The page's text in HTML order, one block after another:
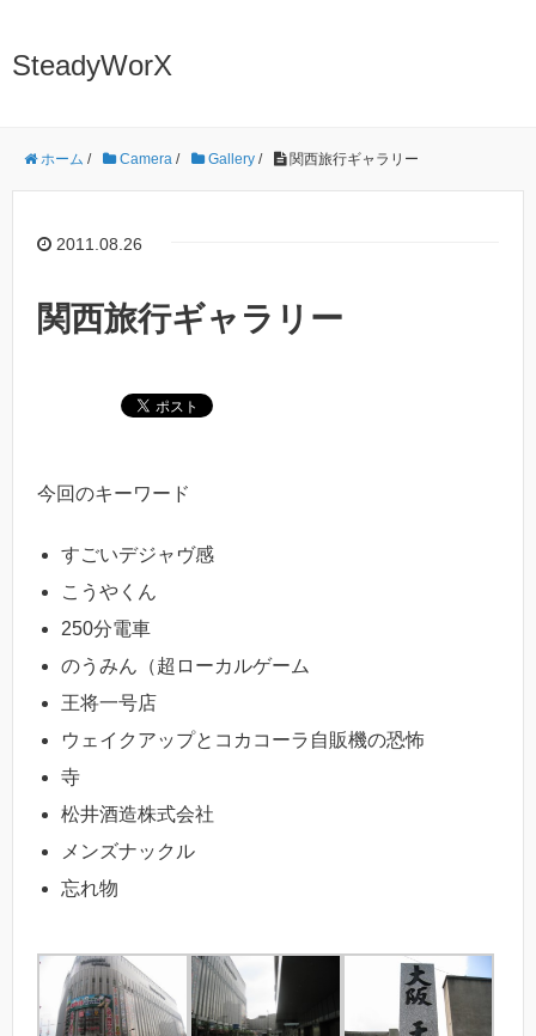
SteadyWorX
ホーム / Camera / Gallery / 関西旅行ギャラリー
2011.08.26
関西旅行ギャラリー
今回のキーワード
すごいデジャヴ感
こうやくん
250分電車
のうみん（超ローカルゲーム
王将一号店
ウェイクアップとコカコーラ自販機の恐怖
寺
松井酒造株式会社
メンズナックル
忘れ物